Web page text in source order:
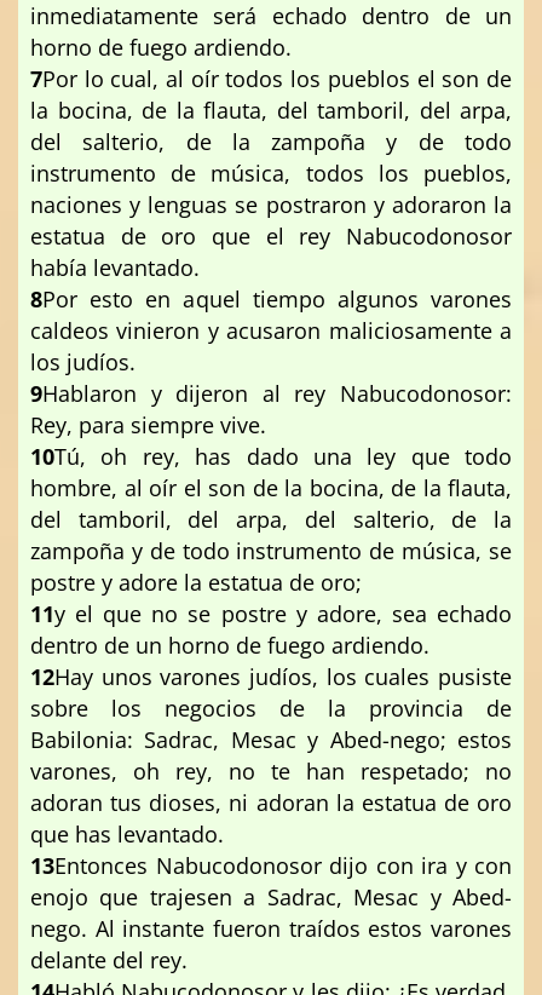
inmediatamente será echado dentro de un
horno de fuego ardiendo.
7Por lo cual, al oír todos los pueblos el son de
la bocina, de la flauta, del tamboril, del arpa,
del salterio, de la zampoña y de todo
instrumento de música, todos los pueblos,
naciones y lenguas se postraron y adoraron la
estatua de oro que el rey Nabucodonosor
había levantado.
8Por esto en aquel tiempo algunos varones
caldeos vinieron y acusaron maliciosamente a
los judíos.
9Hablaron y dijeron al rey Nabucodonosor:
Rey, para siempre vive.
10Tú, oh rey, has dado una ley que todo
hombre, al oír el son de la bocina, de la flauta,
del tamboril, del arpa, del salterio, de la
zampoña y de todo instrumento de música, se
postre y adore la estatua de oro;
11y el que no se postre y adore, sea echado
dentro de un horno de fuego ardiendo.
12Hay unos varones judíos, los cuales pusiste
sobre los negocios de la provincia de
Babilonia: Sadrac, Mesac y Abed-nego; estos
varones, oh rey, no te han respetado; no
adoran tus dioses, ni adoran la estatua de oro
que has levantado.
13Entonces Nabucodonosor dijo con ira y con
enojo que trajesen a Sadrac, Mesac y Abed-
nego. Al instante fueron traídos estos varones
delante del rey.